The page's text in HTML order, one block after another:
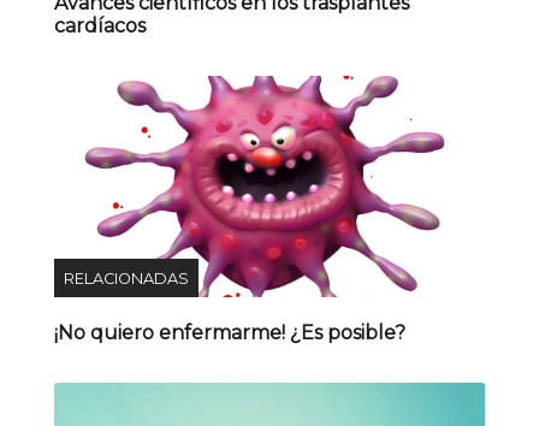
cardíacos
RELACIONADAS
¡No quiero enfermarme! ¿Es posible?